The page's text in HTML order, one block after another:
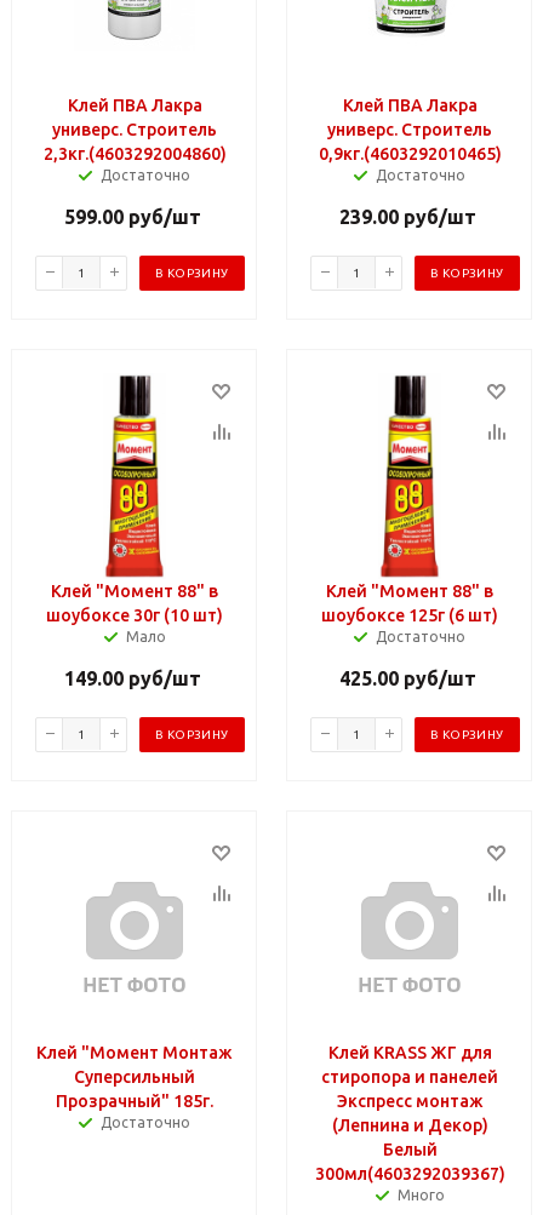
Клей ПВА Лакра
универс. Строитель
2,3кг.(4603292004860)
Достаточно
599.00руб/шт
В КОРЗИНУ
Клей ПВА Лакра
универс. Строитель
0,9кг.(4603292010465)
Достаточно
239.00руб/шт
В КОРЗИНУ
Клей "Момент 88" в
шоубоксе 30г (10 шт)
Мало
149.00руб/шт
В КОРЗИНУ
Клей "Момент 88" в
шоубоксе 125г (6 шт)
Достаточно
425.00руб/шт
В КОРЗИНУ
Клей "Момент Монтаж
Суперсильный
Прозрачный" 185г.
Достаточно
Клей KRASS ЖГ для
стиропора и панелей
Экспресс монтаж
(Лепнина и Декор)
Белый
300мл(4603292039367)
Много